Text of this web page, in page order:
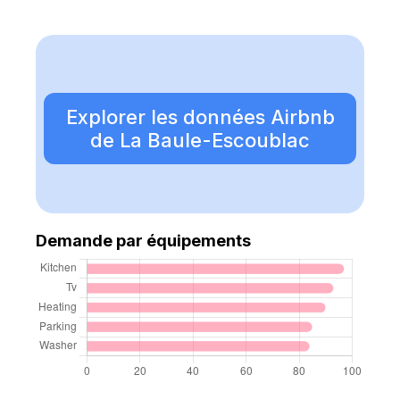
Explorer les données Airbnb
de La Baule-Escoublac
Demande par équipements